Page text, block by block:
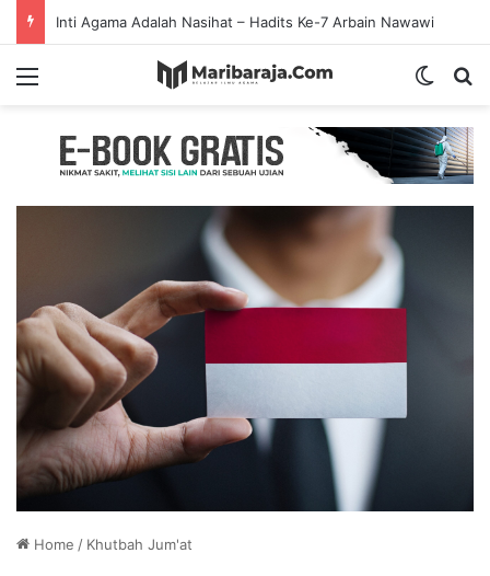
Inti Agama Adalah Nasihat – Hadits Ke-7 Arbain Nawawi
Home / Khutbah Jum'at